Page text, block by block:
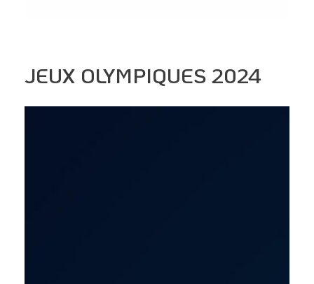
JEUX OLYMPIQUES 2024